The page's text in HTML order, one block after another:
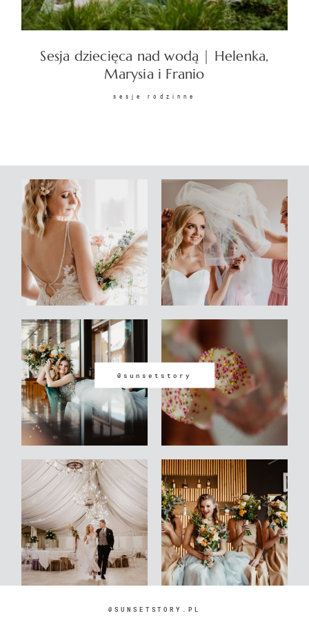
Sesja dziecięca nad wodą | Helenka,
Marysia i Franio
sesje rodzinne
KONTAKT
@sunsetstory
@SUNSETSTORY.PL